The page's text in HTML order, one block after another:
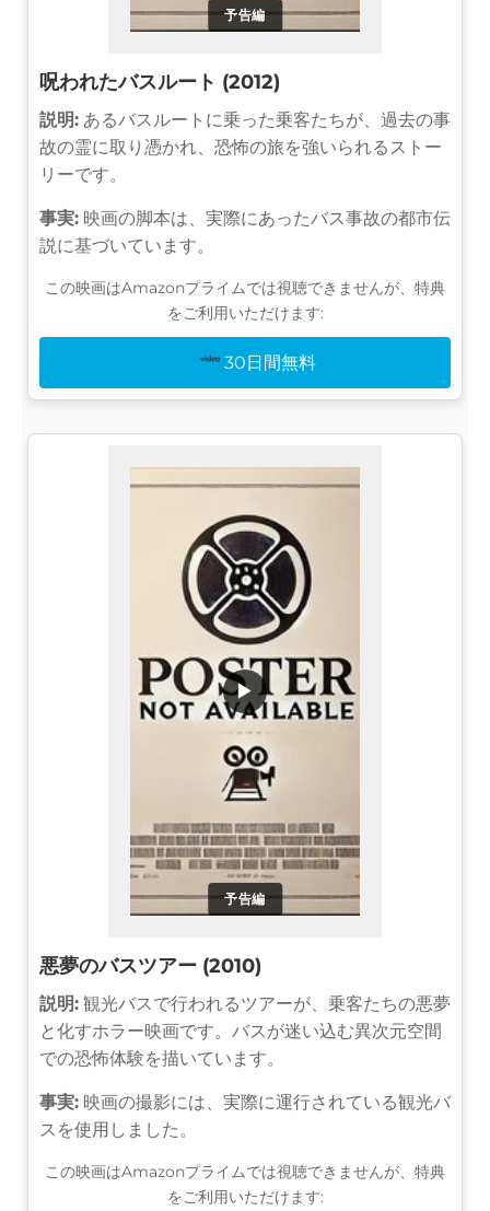
予告編
呪われたバスルート (2012)
説明: あるバスルートに乗った乗客たちが、過去の事
故の霊に取り憑かれ、恐怖の旅を強いられるストー
リーです。
事実: 映画の脚本は、実際にあったバス事故の都市伝
説に基づいています。
この映画はAmazonプライムでは視聴できませんが、特典
をご利用いただけます:
30日間無料
予告編
▶
悪夢のバスツアー (2010)
説明: 観光バスで行われるツアーが、乗客たちの悪夢
と化すホラー映画です。バスが迷い込む異次元空間
での恐怖体験を描いています。
事実: 映画の撮影には、実際に運行されている観光バ
スを使用しました。
この映画はAmazonプライムでは視聴できませんが、特典
をご利用いただけます: